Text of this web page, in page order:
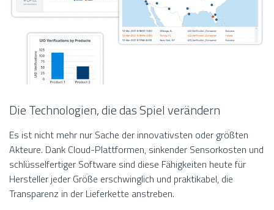
Die Technologien, die das Spiel verändern
Es ist nicht mehr nur Sache der innovativsten oder größten
Akteure. Dank Cloud-Plattformen, sinkender Sensorkosten und
schlüsselfertiger Software sind diese Fähigkeiten heute für
Hersteller jeder Größe erschwinglich und praktikabel, die
Transparenz in der Lieferkette anstreben.